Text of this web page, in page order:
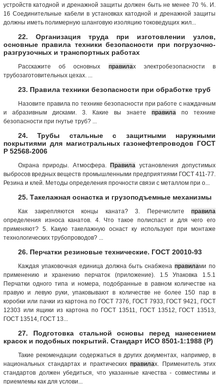
устройств катодной и дренажной защиты должен быть не менее 70 %. И.
16 Соединительные кабели в установках катодной и дренажной защиты
должны иметь полимерную шланговую изоляцию токоведущих жил...
22. Организация труда при изготовлении узлов,
основные правила техники безопасности при погрузочно-
разгрузочных и транспортных работах
Расскажите об основных правилах электробезопасности в
трубозаготовительных цехах. ...
23. Правила техники безопасности при обработке труб
Назовите правила по технике безопасности при работе с наждачным
и абразивным дисками. 3. Какие вы знаете правила по технике
безопасности при гнутье труб? ...
24. Трубы стальные с защитными наружными
покрытиями для магистральных газонефтепроводов ГОСТ
Р 52568-2006
Охрана природы. Атмосфера.Правила установления допустимых
выбросов вредных веществ промышленными предприятиями ГОСТ 411-77.
Резина и клей. Методы определения прочности связи с металлом при о...
25. Такелажная оснастка и грузоподъемные механизмы
Как закрепляются концы каната? 3. Перечислите правила
определения износа канатов. 4. Что такое полиспаст и для чего его
применяют? 5. Какую такелажную оснаст ку используют при монтаже
технологических трубопроводов? ...
26. Перчатки резиновые технические. ГОСТ 20010-93
Каждая упаковочная единица должна быть снабженаправилами по
применению и хранению перчаток (приложение). 1.5 Упаковка 1.5.1
Перчатки одного типа и номера, подобранные в равном количестве на
правую и левую руки, упаковывают в количестве не более 150 пар в
коробки или пачки из картона по ГОСТ 7376, ГОСТ 7933, ГОСТ 9421, ГОСТ
12303 или ящики из картона по ГОСТ 13511, ГОСТ 13512, ГОСТ 13513,
ГОСТ 13514, ГОСТ 13...
27. Подготовка стальной основы перед нанесением
красок и подобных покрытий. Стандарт ИСО 8501-1:1988 (Р)
Такие рекомендации содержаться в других документах, например, в
национальных стандартах и практических правилах. Применитель этих
стандартов должен убедиться, что указанные качества - совместимы и
приемлемы как для услови...